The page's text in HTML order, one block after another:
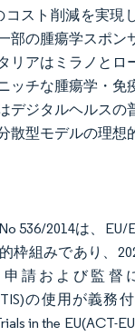
コスト削減を実現
部の腫瘍学スポン
リアはミラノとロ
ッチな腫瘍学・免
デジタルヘルスの
散型モデルの理想
536/2014は、EU/
枠組みであり、
請および監督に
の使用が義務
in the EU(ACT-